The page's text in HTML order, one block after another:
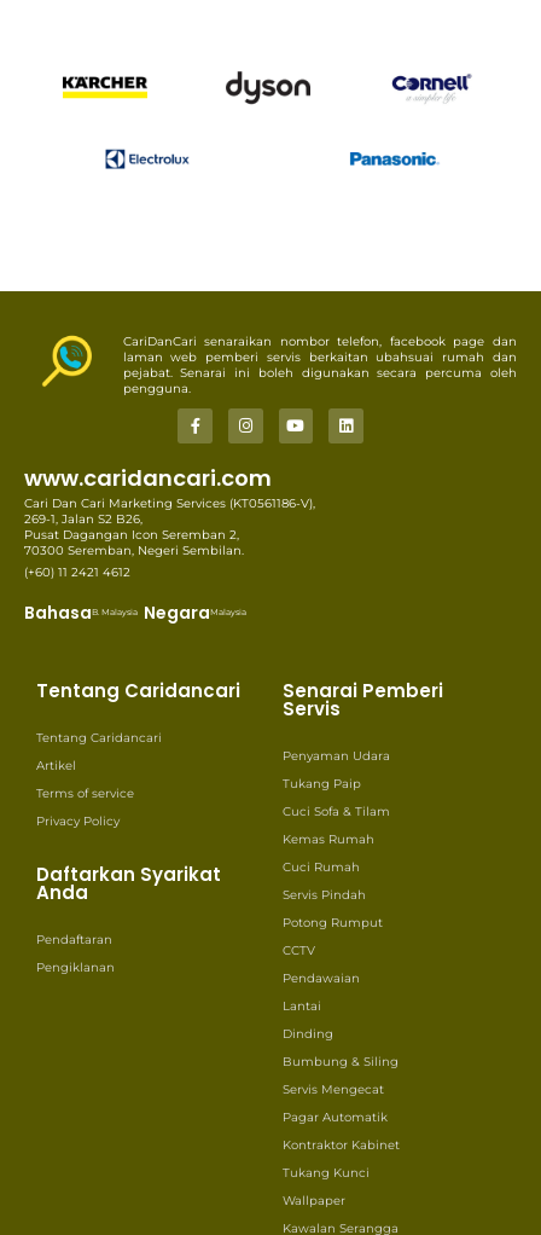
CariDanCari senaraikan nombor telefon, facebook page dan
laman web pemberi servis berkaitan ubahsuai rumah dan
pejabat. Senarai ini boleh digunakan secara percuma oleh
pengguna.
www.caridancari.com
Cari Dan Cari Marketing Services (KT0561186-V),
269-1, Jalan S2 B26,
Pusat Dagangan Icon Seremban 2,
70300 Seremban, Negeri Sembilan.
(+60) 11 2421 4612
BahasaB. Malaysia NegaraMalaysia
Tentang Caridancari
Tentang Caridancari
Artikel
Terms of service
Privacy Policy
Daftarkan Syarikat
Anda
Pendaftaran
Pengiklanan
Senarai Pemberi
Servis
Penyaman Udara
Tukang Paip
Cuci Sofa & Tilam
Kemas Rumah
Cuci Rumah
Servis Pindah
Potong Rumput
CCTV
Pendawaian
Lantai
Dinding
Bumbung & Siling
Servis Mengecat
Pagar Automatik
Kontraktor Kabinet
Tukang Kunci
Wallpaper
Kawalan Serangga